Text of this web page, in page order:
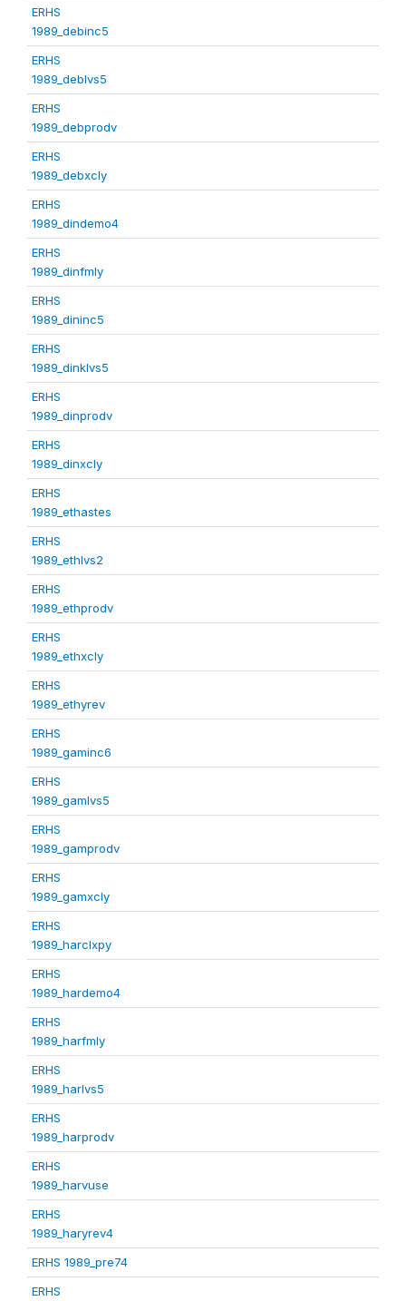
ERHS
1989_debinc5
ERHS
1989_deblvs5
ERHS
1989_debprodv
ERHS
1989_debxcly
ERHS
1989_dindemo4
ERHS
1989_dinfmly
ERHS
1989_dininc5
ERHS
1989_dinklvs5
ERHS
1989_dinprodv
ERHS
1989_dinxcly
ERHS
1989_ethastes
ERHS
1989_ethlvs2
ERHS
1989_ethprodv
ERHS
1989_ethxcly
ERHS
1989_ethyrev
ERHS
1989_gaminc6
ERHS
1989_gamlvs5
ERHS
1989_gamprodv
ERHS
1989_gamxcly
ERHS
1989_harclxpy
ERHS
1989_hardemo4
ERHS
1989_harfmly
ERHS
1989_harlvs5
ERHS
1989_harprodv
ERHS
1989_harvuse
ERHS
1989_haryrev4
ERHS 1989_pre74
ERHS